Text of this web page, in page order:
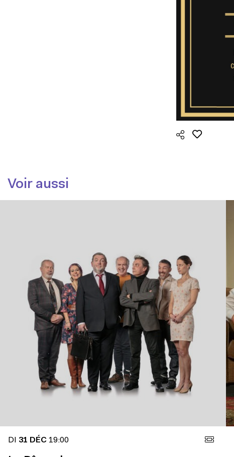
Voir aussi
DI 31 DÉC 19:00